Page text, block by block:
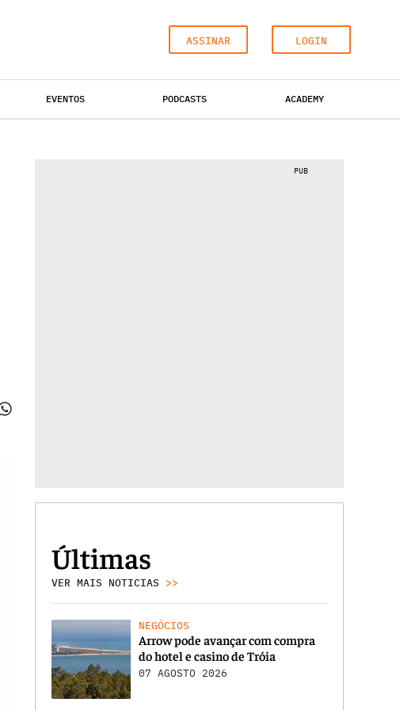
ASSINAR LOGIN
EVENTOS PODCASTS ACADEMY
PUB
Últimas
VER MAIS NOTICIAS >>
NEGÓCIOS
Arrow pode avançar com compra
do hotel e casino de Tróia
07 AGOSTO 2026